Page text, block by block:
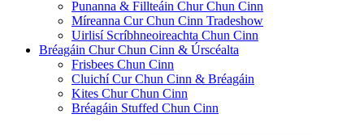
Punanna & Fillteáin Chur Chun Cinn
Míreanna Cur Chun Cinn Tradeshow
Uirlisí Scríbhneoireachta Chun Cinn
Bréagáin Chur Chun Cinn & Úrscéalta
Frisbees Chun Cinn
Cluichí Cur Chun Cinn & Bréagáin
Kites Chur Chun Cinn
Bréagáin Stuffed Chun Cinn